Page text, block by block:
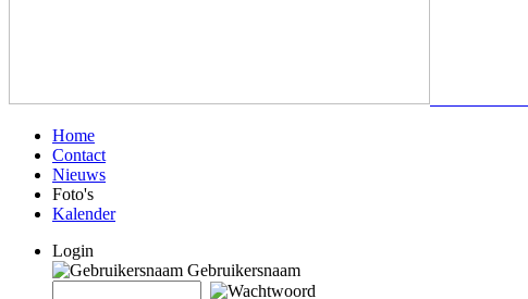
Home
Contact
Nieuws
Foto's
Kalender
Login
Gebruikersnaam